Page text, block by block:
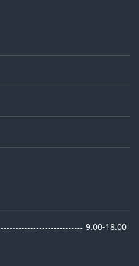
9.00-18.00